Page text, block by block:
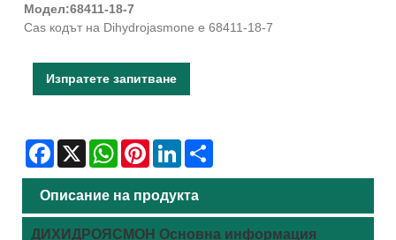
Модел:68411-18-7
Cas кодът на Dihydrojasmone е 68411-18-7
Изпратете запитване
Facebook
X WhatsAppPinterestLinkedIn
Описание на продукта
ДИХИДРОЯСМОН Основна информация